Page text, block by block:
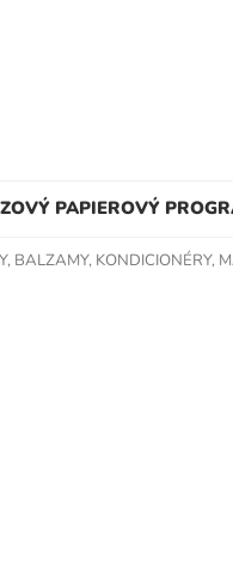
PAPIEROVÝ
BALZAMY, KONDICIONÉRY,